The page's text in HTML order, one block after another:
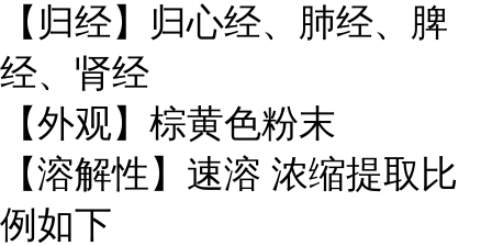
【归经】归心经、肺经、脾
经、肾经
【外观】棕黄色粉末
【溶解性】速溶 浓缩提取比
例如下